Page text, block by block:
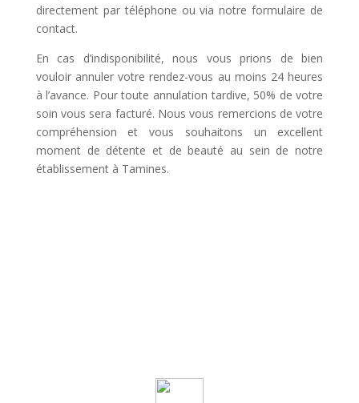
directement par téléphone ou via notre formulaire de
contact.
En cas d’indisponibilité, nous vous prions de bien
vouloir annuler votre rendez-vous au moins 24 heures
à l’avance. Pour toute annulation tardive, 50% de votre
soin vous sera facturé. Nous vous remercions de votre
compréhension et vous souhaitons un excellent
moment de détente et de beauté au sein de notre
établissement à Tamines.